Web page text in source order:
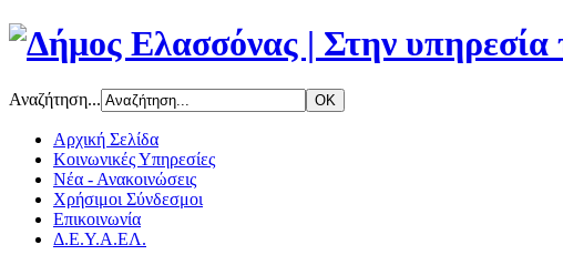
Αναζήτηση...
Αρχική Σελίδα
Κοινωνικές Υπηρεσίες
Νέα - Ανακοινώσεις
Χρήσιμοι Σύνδεσμοι
Επικοινωνία
Δ.Ε.Υ.Α.ΕΛ.